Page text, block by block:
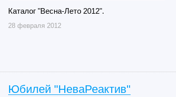
Каталог "Весна-Лето 2012".
28 февраля 2012
Юбилей "НеваРеактив"